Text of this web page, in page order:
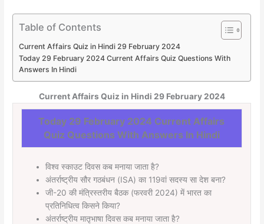
Table of Contents
Current Affairs Quiz in Hindi 29 February 2024
Today 29 February 2024 Current Affairs Quiz Questions With
Answers In Hindi
Current Affairs Quiz in Hindi 29 February 2024
Today 29 February 2024 Current Affairs
Quiz Questions With Answers In Hindi
विश्व स्काउट दिवस कब मनाया जाता है?
अंतर्राष्ट्रीय सौर गठबंधन (ISA) का 119वां सदस्य सा देश बना?
जी-20 की मंत्रिस्तरीय बैठक (फरवरी 2024) में भारत का
प्रतिनिधित्व किसने किया?
अंतर्राष्ट्रीय मातृभाषा दिवस कब मनाया जाता है?